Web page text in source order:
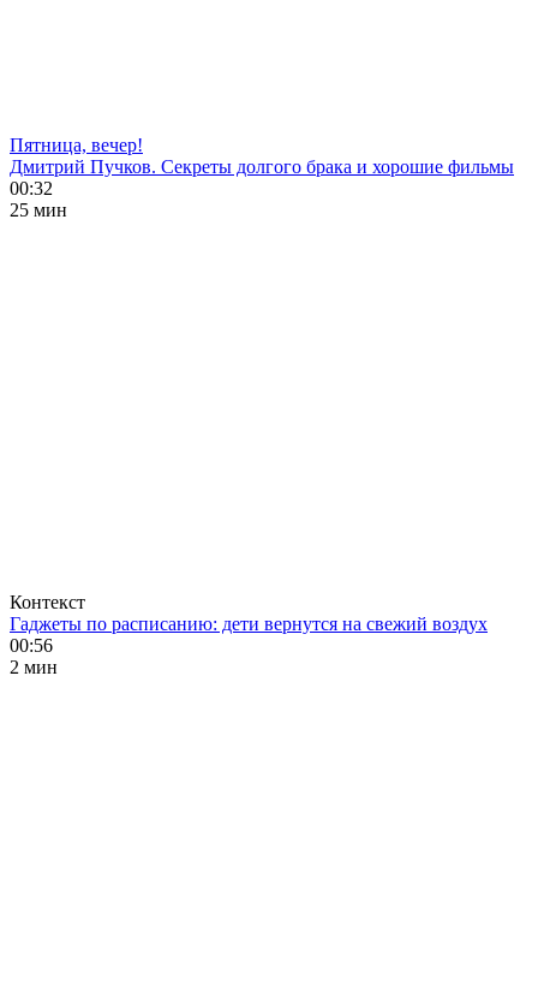
Пятница, вечер!
Дмитрий Пучков. Секреты долгого брака и хорошие фильмы
00:32
25 мин
Контекст
Гаджеты по расписанию: дети вернутся на свежий воздух
00:56
2 мин